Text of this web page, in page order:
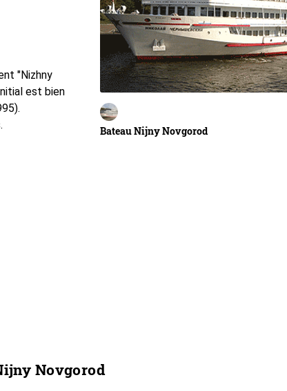
Bateau Nijny Novgorod
"Nizhny
est bien
Novgorod